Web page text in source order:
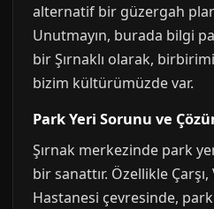
alternatif bir güzergah
Unutmayın, burada bilgi
bir Şırnaklı olarak,
bizim kültürümüzde var.
Park Yeri Sorunu ve
Şırnak merkezinde park
bir sanattır. Özellikle
Hastanesi çevresinde,